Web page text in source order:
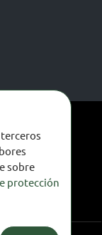
sobre
protección